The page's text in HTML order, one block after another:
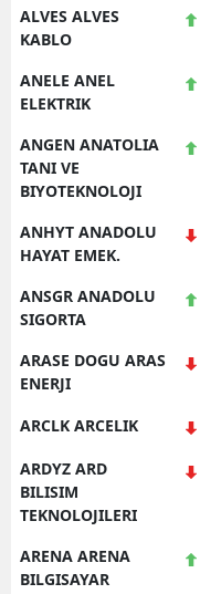
ALVES ALVES
KABLO
ANELE ANEL
ELEKTRIK
ANGEN ANATOLIA
TANI VE
BIYOTEKNOLOJI
ANHYT ANADOLU
HAYAT EMEK.
ANSGR ANADOLU
SIGORTA
ARASE DOGU ARAS
ENERJI
ARCLK ARCELIK
ARDYZ ARD
BILISIM
TEKNOLOJILERI
ARENA ARENA
BILGISAYAR